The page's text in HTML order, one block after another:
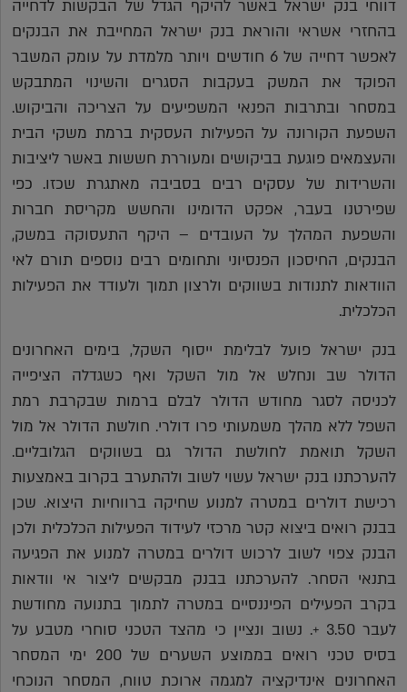
דווחי בנק ישראל באשר להיקף הגדל של הבקשות לדחייה
בהחזרי אשראי והוראת בנק ישראל המחייבת את הבנקים
לאפשר דחייה של 6 חודשים ויותר מלמדת על עומק המשבר
הפוקד את המשק בעקבות הסגרים והשינוי המתבקש
במסחר ובתרבות הפנאי המשפיעים על הצריכה והביקוש.
השפעת הקורונה על הפעילות העסקית ברמת משקי הבית
והעצמאים פוגעת בביקושים ומעוררת חששות באשר ליציבות
והשרידות של עסקים רבים בסביבה מאתגרת שכזו. כפי
שפירטנו בעבר, אפקט הדומינו והחשש מקריסת חברות
והשפעת המהלך על העובדים – היקף התעסוקה במשק,
הבנקים, החיסכון הפנסיוני ותחומים רבים נוספים תורם לאי
הוודאות לתנודות בשווקים ולרצון תמוך ולעודד את הפעילות
הכלכלית.
בנק ישראל פועל לבלימת ייסוף השקל, בימים האחרונים
הדולר שב ונחלש אל מול השקל ואף כשגדלה הציפייה
לכניסה לסגר מחודש הדולר לבלם ברמות שבקרבת רמת
השפל ללא מהלך משמעותי פרו דולרי. חולשת הדולר אל מול
השקל תואמת לחולשת הדולר גם בשווקים הגלובליים.
להערכתנו בנק ישראל עשוי לשוב ולהתערב בקרוב באמצעות
רכישת דולרים במטרה למנוע שחיקה ברווחיות היצוא. שכן
בבנק רואים ביצוא קטר מרכזי לעידוד הפעילות הכלכלית ולכן
הבנק צפוי לשוב לרכוש דולרים במטרה למנוע את הפגיעה
בתנאי הסחר. להערכתנו בבנק מבקשים ליצור אי וודאות
בקרב הפעילים הפיננסיים במטרה לתמוך בתנועה מחודשת
לעבר 3.50 +. נשוב ונציין כי מהצד הטכני סוחרי מטבע על
בסיס טכני רואים בממוצע השערים של 200 ימי המסחר
האחרונים אינדיקציה למגמה ארוכת טווח, המסחר הנוכחי